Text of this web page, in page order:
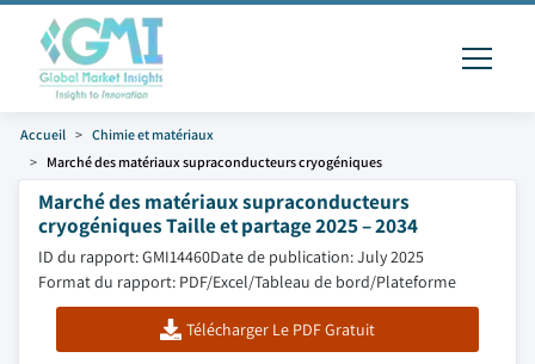
Accueil
Chimie et matériaux
Marché des matériaux supraconducteurs cryogéniques
Marché des matériaux supraconducteurs
cryogéniques Taille et partage 2025 – 2034
ID du rapport: GMI14460Date de publication: July 2025
Format du rapport: PDF/Excel/Tableau de bord/Plateforme
Télécharger Le PDF Gratuit